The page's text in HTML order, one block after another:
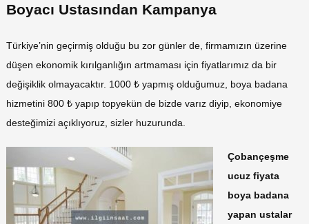
Boyacı Ustasından Kampanya
Türkiye’nin geçirmiş olduğu bu zor günler de, firmamızın üzerine
düşen ekonomik kırılganlığın artmaması için fiyatlarımız da bir
değişiklik olmayacaktır. 1000 ₺ yapmış olduğumuz, boya badana
hizmetini 800 ₺ yapıp topyekün de bizde varız diyip, ekonomiye
desteğimizi açıklıyoruz, sizler huzurunda.
Çobançeşme
ucuz fiyata
boya badana
yapan ustalar